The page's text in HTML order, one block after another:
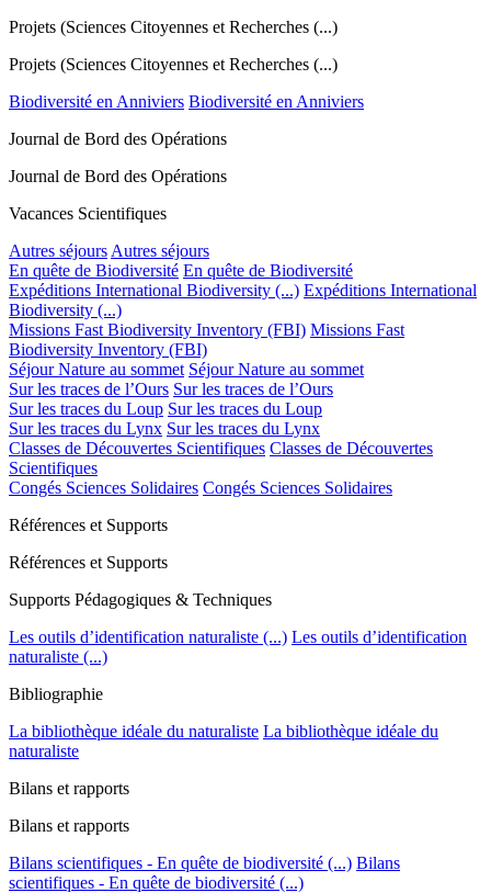
Projets (Sciences Citoyennes et Recherches (...)
Projets (Sciences Citoyennes et Recherches (...)
Biodiversité en Anniviers Biodiversité en Anniviers
Journal de Bord des Opérations
Journal de Bord des Opérations
Vacances Scientifiques
Autres séjours Autres séjours
En quête de Biodiversité En quête de Biodiversité
Expéditions International Biodiversity (...) Expéditions International
Biodiversity (...)
Missions Fast Biodiversity Inventory (FBI) Missions Fast
Biodiversity Inventory (FBI)
Séjour Nature au sommet Séjour Nature au sommet
Sur les traces de l’Ours Sur les traces de l’Ours
Sur les traces du Loup Sur les traces du Loup
Sur les traces du Lynx Sur les traces du Lynx
Classes de Découvertes Scientifiques Classes de Découvertes
Scientifiques
Congés Sciences Solidaires Congés Sciences Solidaires
Références et Supports
Références et Supports
Supports Pédagogiques & Techniques
Les outils d’identification naturaliste (...) Les outils d’identification
naturaliste (...)
Bibliographie
La bibliothèque idéale du naturaliste La bibliothèque idéale du
naturaliste
Bilans et rapports
Bilans et rapports
Bilans scientifiques - En quête de biodiversité (...) Bilans
scientifiques - En quête de biodiversité (...)